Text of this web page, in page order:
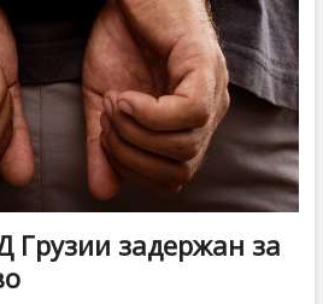
Грузии задержан за